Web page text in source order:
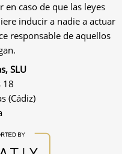
en caso de que las leyes
inducir a nadie a actuar
responsable de aquellos
SLU
18
(Cádiz)